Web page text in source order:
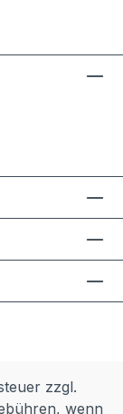
zzgl.
wenn